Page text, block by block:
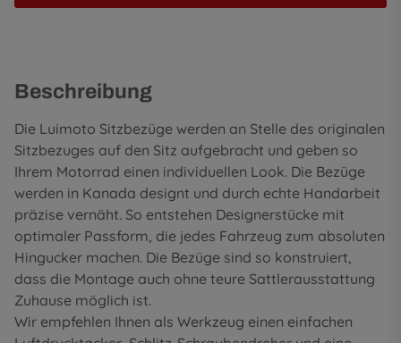
Beschreibung
Die Luimoto Sitzbezüge werden an Stelle des originalen
Sitzbezuges auf den Sitz aufgebracht und geben so
Ihrem Motorrad einen individuellen Look. Die Bezüge
werden in Kanada designt und durch echte Handarbeit
präzise vernäht. So entstehen Designerstücke mit
optimaler Passform, die jedes Fahrzeug zum absoluten
Hingucker machen. Die Bezüge sind so konstruiert,
dass die Montage auch ohne teure Sattlerausstattung
Zuhause möglich ist.
Wir empfehlen Ihnen als Werkzeug einen einfachen